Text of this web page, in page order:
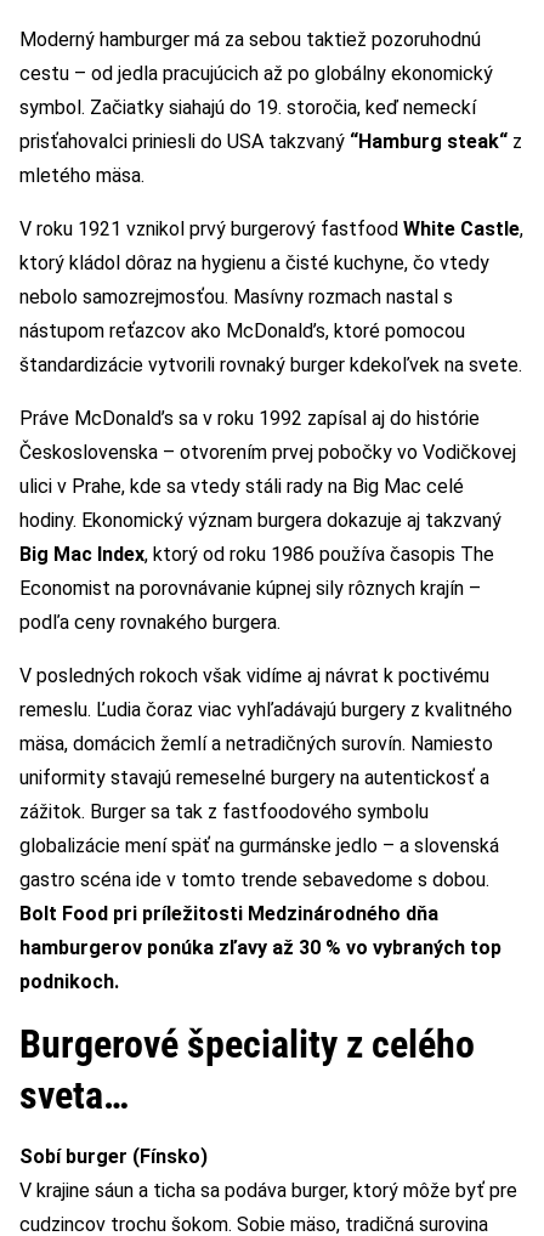
Moderný hamburger má za sebou taktiež pozoruhodnú
cestu – od jedla pracujúcich až po globálny ekonomický
symbol. Začiatky siahajú do 19. storočia, keď nemeckí
prisťahovalci priniesli do USA takzvaný “Hamburg steak“ z
mletého mäsa.
V roku 1921 vznikol prvý burgerový fastfood White Castle,
ktorý kládol dôraz na hygienu a čisté kuchyne, čo vtedy
nebolo samozrejmosťou. Masívny rozmach nastal s
nástupom reťazcov ako McDonald’s, ktoré pomocou
štandardizácie vytvorili rovnaký burger kdekoľvek na svete.
Práve McDonald’s sa v roku 1992 zapísal aj do histórie
Československa – otvorením prvej pobočky vo Vodičkovej
ulici v Prahe, kde sa vtedy stáli rady na Big Mac celé
hodiny. Ekonomický význam burgera dokazuje aj takzvaný
Big Mac Index, ktorý od roku 1986 používa časopis The
Economist na porovnávanie kúpnej sily rôznych krajín –
podľa ceny rovnakého burgera.
V posledných rokoch však vidíme aj návrat k poctivému
remeslu. Ľudia čoraz viac vyhľadávajú burgery z kvalitného
mäsa, domácich žemlí a netradičných surovín. Namiesto
uniformity stavajú remeselné burgery na autentickosť a
zážitok. Burger sa tak z fastfoodového symbolu
globalizácie mení späť na gurmánske jedlo – a slovenská
gastro scéna ide v tomto trende sebavedome s dobou.
Bolt Food pri príležitosti Medzinárodného dňa
hamburgerov ponúka zľavy až 30 % vo vybraných top
podnikoch.
Burgerové špeciality z celého
sveta…
Sobí burger (Fínsko)
V krajine sáun a ticha sa podáva burger, ktorý môže byť pre
cudzincov trochu šokom. Sobie mäso, tradičná surovina